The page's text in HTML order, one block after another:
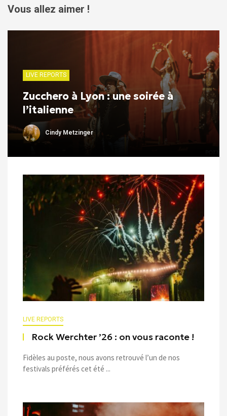
Vous allez aimer !
LIVE REPORTS
Zucchero à Lyon : une soirée à
l’italienne
Cindy Metzinger
LIVE REPORTS
Rock Werchter ’26 : on vous raconte !
Fidèles au poste, nous avons retrouvé l’un de nos
festivals préférés cet été ...